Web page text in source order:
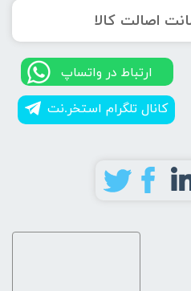
کانال تلگرام استخر.نت
​​ارتباط در واتساپ
اصالت کالا